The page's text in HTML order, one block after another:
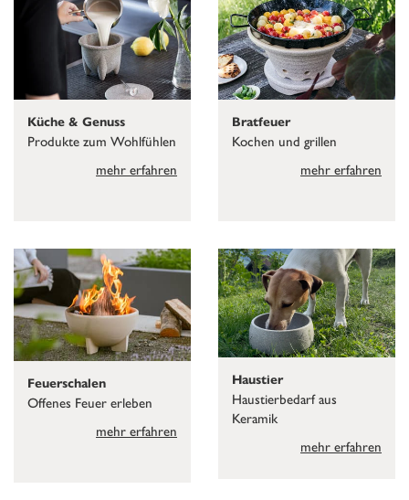
Küche & Genuss
Produkte zum Wohlfühlen
mehr erfahren
Bratfeuer
Kochen und grillen
mehr erfahren
Feuerschalen
Offenes Feuer erleben
mehr erfahren
Haustier
Haustierbedarf aus
Keramik
mehr erfahren